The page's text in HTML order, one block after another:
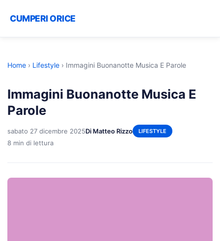
CUMPERI ORICE
Home › Lifestyle › Immagini Buonanotte Musica E Parole
Immagini Buonanotte Musica E
Parole
sabato 27 dicembre 2025Di Matteo Rizzo LIFESTYLE
8 min di lettura